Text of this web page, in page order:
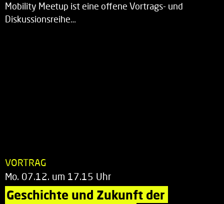
Mobility Meetup ist eine offene Vortrags- und
Diskussionsreihe…
VORTRAG
Mo. 07.12. um 17.15 Uhr
Geschichte und Zukunft der